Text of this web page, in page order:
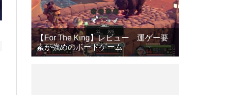
【For The King】レビュー 運ゲー要
素が強めのボードゲーム